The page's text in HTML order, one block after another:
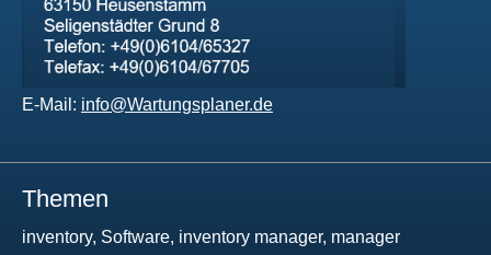
E-Mail: info@Wartungsplaner.de
Themen
inventory, Software, inventory manager, manager